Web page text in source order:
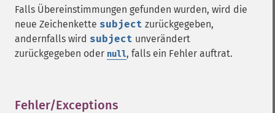
Falls Übereinstimmungen gefunden wurden, wird die
neue Zeichenkette subject zurückgegeben,
andernfalls wird subject unverändert
zurückgegeben oder null, falls ein Fehler auftrat.
Fehler/Exceptions